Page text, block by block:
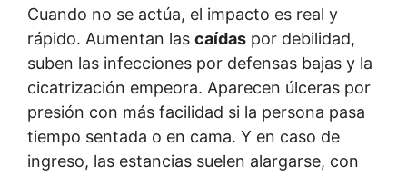
Cuando no se actúa, el impacto es real y
rápido. Aumentan las caídas por debilidad,
suben las infecciones por defensas bajas y la
cicatrización empeora. Aparecen úlceras por
presión con más facilidad si la persona pasa
tiempo sentada o en cama. Y en caso de
ingreso, las estancias suelen alargarse, con